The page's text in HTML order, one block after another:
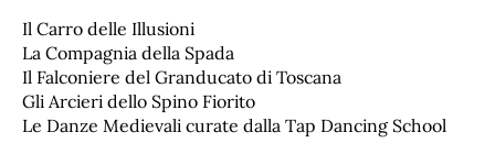
​Il Carro delle Illusioni
​La Compagnia della Spada
​Il Falconiere del Granducato di Toscana
​Gli Arcieri dello Spino Fiorito
​Le Danze Medievali curate dalla Tap Dancing School